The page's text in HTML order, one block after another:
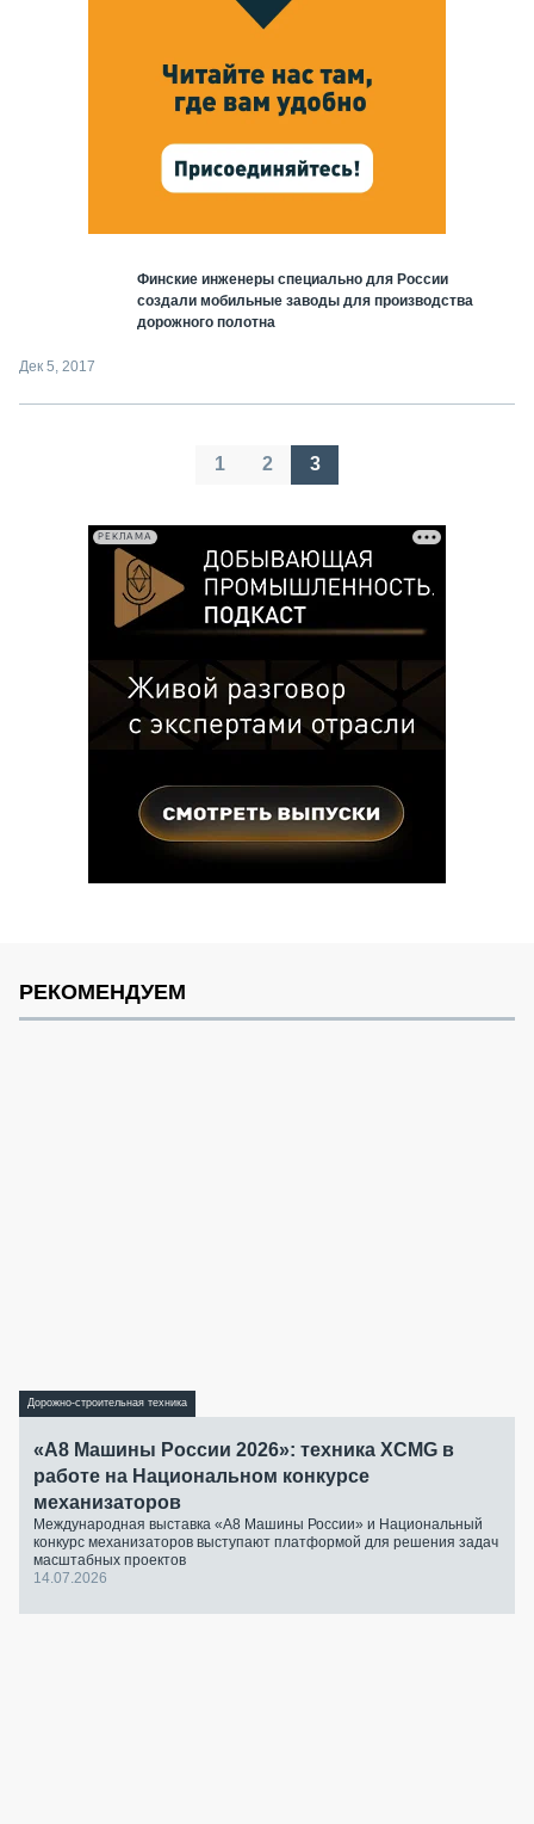
Финские инженеры специально для России
создали мобильные заводы для производства
дорожного полотна
Дек 5, 2017
Пагинация
1 2 3
РЕКЛАМА
РЕКОМЕНДУЕМ
Дорожно-строительная техника
«А8 Машины России 2026»: техника XCMG в
работе на Национальном конкурсе
механизаторов
Международная выставка «А8 Машины России» и Национальный
конкурс механизаторов выступают платформой для решения задач
масштабных проектов
14.07.2026